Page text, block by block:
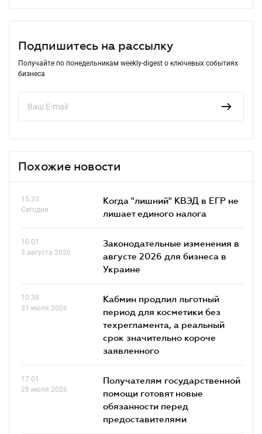
Подпишитесь на рассылку
Получайте по понедельникам weekly-digest о ключевых событиях
бизнеса
Похожие новости
15.33
Сегодня
Когда "лишний" КВЭД в ЕГР не
лишает единого налога
10.01
3 августа 2026
Законодательные изменения в
августе 2026 для бизнеса в
Украине
10.38
31 июля 2026
Кабмин продлил льготный
период для косметики без
техрегламента, а реальный
срок значительно короче
заявленного
17.01
28 июля 2026
Получателям государственной
помощи готовят новые
обязанности перед
предоставителями